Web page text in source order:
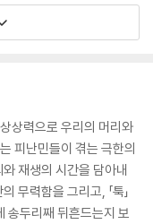
러 가고 싶지 않았다. 예
마다 썩은 물이 넘쳤고, 악
이에서, 사타구니에서,
하게 된 것은 온에게서
위를 견디지 못하고 죽어
은 거울 밖의 나와 거울 속
회복되리라 믿었다. 틈
쓰고 싶은가?’ ‘다시 글을
문은 일상을 갉아먹으며
가 커졌다.
상력으로 우리의 머리와
피난민들이 겪는 극한의
와 재생의 시간을 담아내
무력함을 그리고, 「툭」
송두리째 뒤흔드는지 보